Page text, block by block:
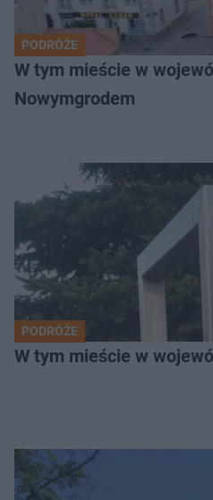
PODRÓŻE
W tym mieście w
Nowymgrodem
PODRÓŻE
W tym mieście w